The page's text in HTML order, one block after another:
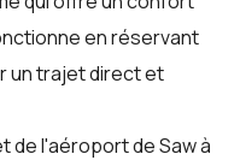
en réservant
un trajet direct et
de l'aéroport de Saw à